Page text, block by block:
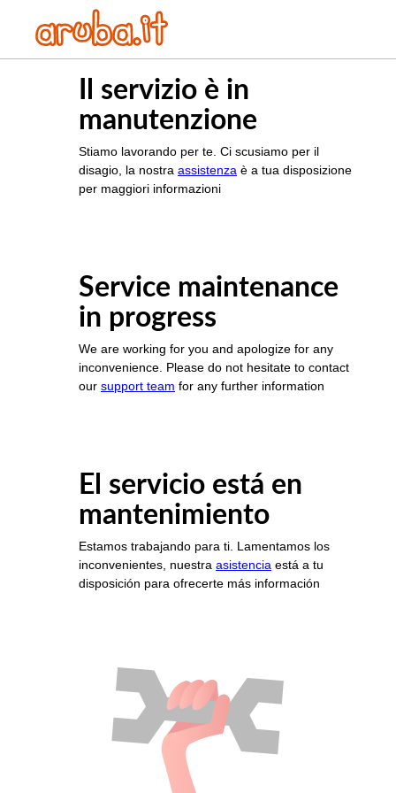
Il servizio è in
manutenzione
Stiamo lavorando per te. Ci scusiamo per il
disagio, la nostra assistenza è a tua disposizione
per maggiori informazioni
Service maintenance
in progress
We are working for you and apologize for any
inconvenience. Please do not hesitate to contact
our support team for any further information
El servicio está en
mantenimiento
Estamos trabajando para ti. Lamentamos los
inconvenientes, nuestra asistencia está a tu
disposición para ofrecerte más información